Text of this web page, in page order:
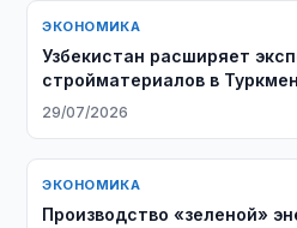
ЭКОНОМИКА
Узбекистан расширяет
стройматериалов в
29/07/2026
ЭКОНОМИКА
Производство «зеленой»